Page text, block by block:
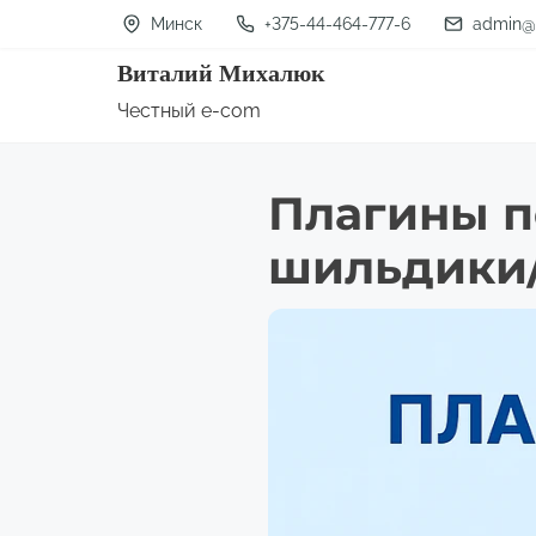
Минск +375-44-464-777-6
Виталий Михалюк
Честный e-com
Плагины